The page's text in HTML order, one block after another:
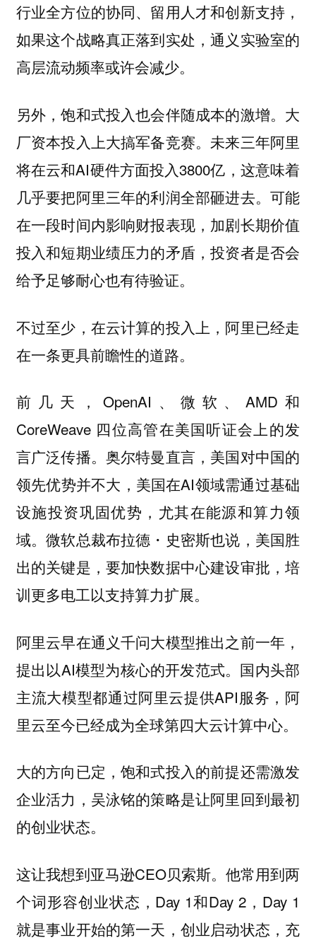
行业全方位的协同、留用人才和创新支持，
如果这个战略真正落到实处，通义实验室的
高层流动频率或许会减少。
另外，饱和式投入也会伴随成本的激增。大
厂资本投入上大搞军备竞赛。未来三年阿里
将在云和AI硬件方面投入3800亿，这意味着
几乎要把阿里三年的利润全部砸进去。可能
在一段时间内影响财报表现，加剧长期价值
投入和短期业绩压力的矛盾，投资者是否会
给予足够耐心也有待验证。
不过至少，在云计算的投入上，阿里已经走
在一条更具前瞻性的道路。
前几天，OpenAI、微软、AMD和
CoreWeave 四位高管在美国听证会上的发
言广泛传播。奥尔特曼直言，美国对中国的
领先优势并不大，美国在AI领域需通过基础
设施投资巩固优势，尤其在能源和算力领
域。微软总裁布拉德・史密斯也说，美国胜
出的关键是，要加快数据中心建设审批，培
训更多电工以支持算力扩展。
阿里云早在通义千问大模型推出之前一年，
提出以AI模型为核心的开发范式。国内头部
主流大模型都通过阿里云提供API服务，阿
里云至今已经成为全球第四大云计算中心。
大的方向已定，饱和式投入的前提还需激发
企业活力，吴泳铭的策略是让阿里回到最初
的创业状态。
这让我想到亚马逊CEO贝索斯。他常用到两
个词形容创业状态，Day 1和Day 2，Day 1
就是事业开始的第一天，创业启动状态，充